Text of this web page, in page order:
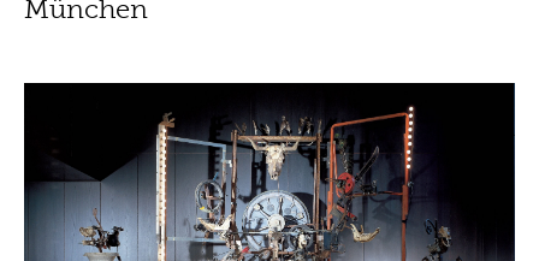
München